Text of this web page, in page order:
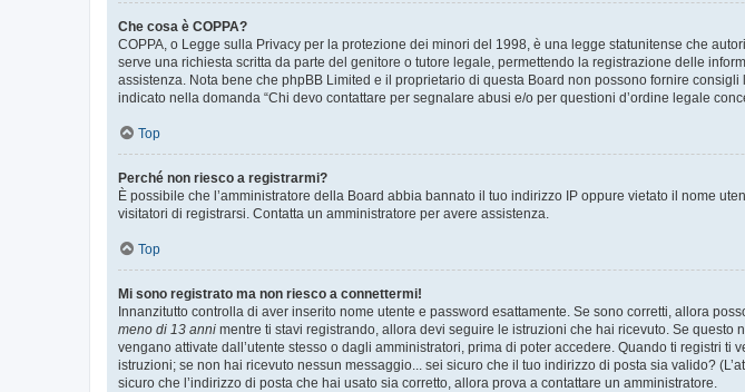
Che cosa è COPPA?
COPPA, o Legge sulla Privacy per la protezione dei minori del 1998, è una legge statunitense che
serve una richiesta scritta da parte del genitore o tutore legale, permettendo la registrazione delle
assistenza. Nota bene che phpBB Limited e il proprietario di questa Board non possono fornire
indicato nella domanda “Chi devo contattare per segnalare abusi e/o per questioni d’ordine legale
Top
Perché non riesco a registrarmi?
È possibile che l’amministratore della Board abbia bannato il tuo indirizzo IP oppure vietato il nome
visitatori di registrarsi. Contatta un amministratore per avere assistenza.
Top
Mi sono registrato ma non riesco a connettermi!
Innanzitutto controlla di aver inserito nome utente e password esattamente. Se sono corretti, allora
meno di 13 anni mentre ti stavi registrando, allora devi seguire le istruzioni che hai ricevuto. Se
vengano attivate dall’utente stesso o dagli amministratori, prima di poter accedere. Quando ti registri
istruzioni; se non hai ricevuto nessun messaggio... sei sicuro che il tuo indirizzo di posta sia valido?
sicuro che l’indirizzo di posta che hai usato sia corretto, allora prova a contattare un amministratore.